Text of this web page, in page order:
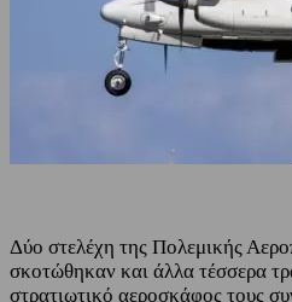
Δύο στελέχη της Πολεμικής
σκοτώθηκαν και άλλα τέσσερα
στρατιωτικό αεροσκάφος τους